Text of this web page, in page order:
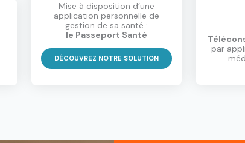
Mise à disposition d’une
application personnelle de
gestion de sa santé :
le Passeport Santé
DÉCOUVREZ NOTRE SOLUTION
par